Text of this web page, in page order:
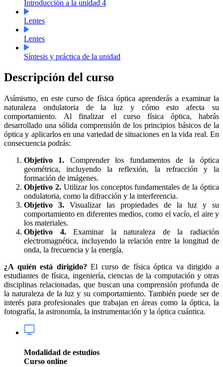
Introducción a la unidad 4
Lentes
Lentes
Síntesis y práctica de la unidad
Descripción del curso
Asímismo, en este curso de física óptica aprenderás a examinarla
naturaleza ondulatoria de la luz y cómo esto afecta su
comportamiento. Al finalizar el curso física óptica, habrás
desarrollado una sólida comprensión de los principios básicos de la
óptica y aplicarlos en una variedad de situaciones en la vida real. En
consecuencia podrás:
Objetivo 1. Comprender los fundamentos de la óptica
geométrica, incluyendo la reflexión, la refracción y la
formación de imágenes.
Objetivo 2. Utilizar los conceptos fundamentales de la óptica
ondulatoria, como la difracción y la interferencia.
Objetivo 3. Visualizar las propiedades de la luz y su
comportamiento en diferentes medios, como el vacío, el aire y
los materiales.
Objetivo 4.Examinar la naturaleza de la radiación
electromagnética, incluyendo la relación entre la longitud de
onda, la frecuencia y la energía.
¿A quién está dirigido?El curso de física óptica va dirigido a
estudiantes de física, ingeniería, ciencias de la computación y otras
disciplinas relacionadas, que buscan una comprensión profunda de
la naturaleza de la luz y su comportamiento. También puede ser de
interés para profesionales que trabajan en áreas como la óptica, la
fotografía, la astronomía, la instrumentación y la óptica cuántica.
Modalidad de estudios
Curso online